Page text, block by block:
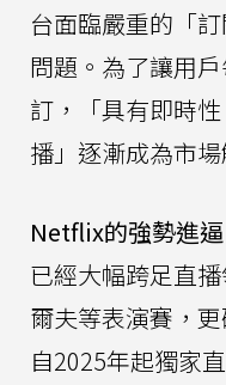
台面臨嚴重的「
問題。為了讓用
訂，「具有即時
播」逐漸成為市場
Netflix的強勢進逼
已經大幅跨足直
爾夫等表演賽，
自2025年起獨家